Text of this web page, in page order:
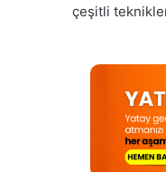
çeşitli